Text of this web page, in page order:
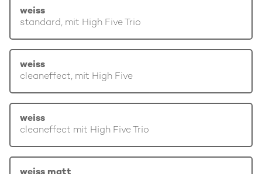
weiss
standard, mit High Five Trio
weiss
cleaneffect, mit High Five
weiss
cleaneffect mit High Five Trio